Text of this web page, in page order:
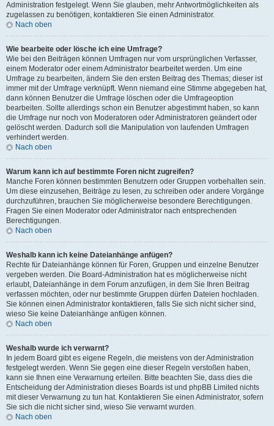
Administration festgelegt. Wenn Sie glauben, mehr Antwortmöglichkeiten als
zugelassen zu benötigen, kontaktieren Sie einen Administrator.
Nach oben
Wie bearbeite oder lösche ich eine Umfrage?
Wie bei den Beiträgen können Umfragen nur vom ursprünglichen Verfasser,
einem Moderator oder einem Administrator bearbeitet werden. Um eine
Umfrage zu bearbeiten, ändern Sie den ersten Beitrag des Themas; dieser ist
immer mit der Umfrage verknüpft. Wenn niemand eine Stimme abgegeben hat,
dann können Benutzer die Umfrage löschen oder die Umfrageoption
bearbeiten. Sollte allerdings schon ein Benutzer abgestimmt haben, so kann
die Umfrage nur noch von Moderatoren oder Administratoren geändert oder
gelöscht werden. Dadurch soll die Manipulation von laufenden Umfragen
verhindert werden.
Nach oben
Warum kann ich auf bestimmte Foren nicht zugreifen?
Manche Foren können bestimmten Benutzern oder Gruppen vorbehalten sein.
Um diese einzusehen, Beiträge zu lesen, zu schreiben oder andere Vorgänge
durchzuführen, brauchen Sie möglicherweise besondere Berechtigungen.
Fragen Sie einen Moderator oder Administrator nach entsprechenden
Berechtigungen.
Nach oben
Weshalb kann ich keine Dateianhänge anfügen?
Rechte für Dateianhänge können für Foren, Gruppen und einzelne Benutzer
vergeben werden. Die Board-Administration hat es möglicherweise nicht
erlaubt, Dateianhänge in dem Forum anzufügen, in dem Sie Ihren Beitrag
verfassen möchten, oder nur bestimmte Gruppen dürfen Dateien hochladen.
Sie können einen Administrator kontaktieren, falls Sie sich nicht sicher sind,
wieso Sie keine Dateianhänge anfügen können.
Nach oben
Weshalb wurde ich verwarnt?
In jedem Board gibt es eigene Regeln, die meistens von der Administration
festgelegt werden. Wenn Sie gegen eine dieser Regeln verstoßen haben,
kann sie Ihnen eine Verwarnung erteilen. Bitte beachten Sie, dass dies die
Entscheidung der Administration dieses Boards ist und phpBB Limited nichts
mit dieser Verwarnung zu tun hat. Kontaktieren Sie einen Administrator, sofern
Sie sich die nicht sicher sind, wieso Sie verwarnt wurden.
Nach oben